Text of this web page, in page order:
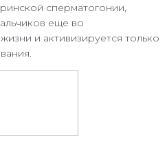
сперматогонии,
еще во
и активизируется только